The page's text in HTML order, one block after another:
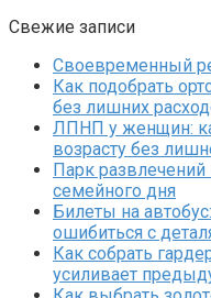
Свежие записи
Своевременный
Как подобрать
без лишних
ЛПНП у женщин:
возрасту без
Парк
семейного дня
Билеты на
ошибиться с
Как собрать
усиливает